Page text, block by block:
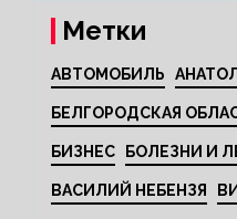
Метки
АВТОМОБИЛЬ
БЕЛГОРОДСКАЯ
БИЗНЕС БОЛЕЗНИ И
ВАСИЛИЙ НЕБЕНЗЯ